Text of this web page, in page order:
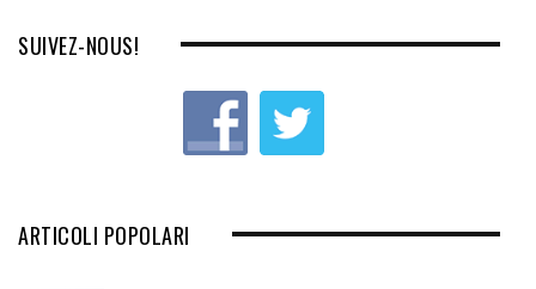
o
SUIVEZ-NOUS!
ARTICOLI POPOLARI